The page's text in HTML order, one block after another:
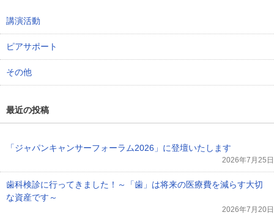
講演活動
ピアサポート
その他
最近の投稿
「ジャパンキャンサーフォーラム2026」に登壇いたします
2026年7月25日
歯科検診に行ってきました！～「歯」は将来の医療費を減らす大切
な資産です～
2026年7月20日